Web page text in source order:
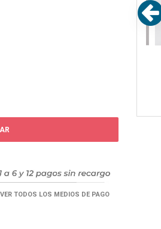
VER TODOS LOS MEDIOS DE PAGO